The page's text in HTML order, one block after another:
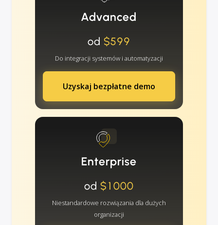
Advanced
od $599
Do integracji systemów i automatyzacji
Uzyskaj bezpłatne demo
Enterprise
od $1000
Niestandardowe rozwiązania dla dużych
organizacji